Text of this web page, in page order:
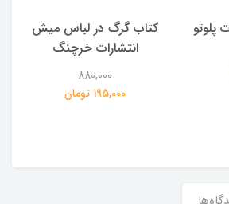
پلوتو
کتاب گرگ در لباس میش
انتشارات خرچنگ
880,000
195,000 تومان